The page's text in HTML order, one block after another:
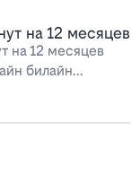
на 12 месяцев
на 12 месяцев
билайн